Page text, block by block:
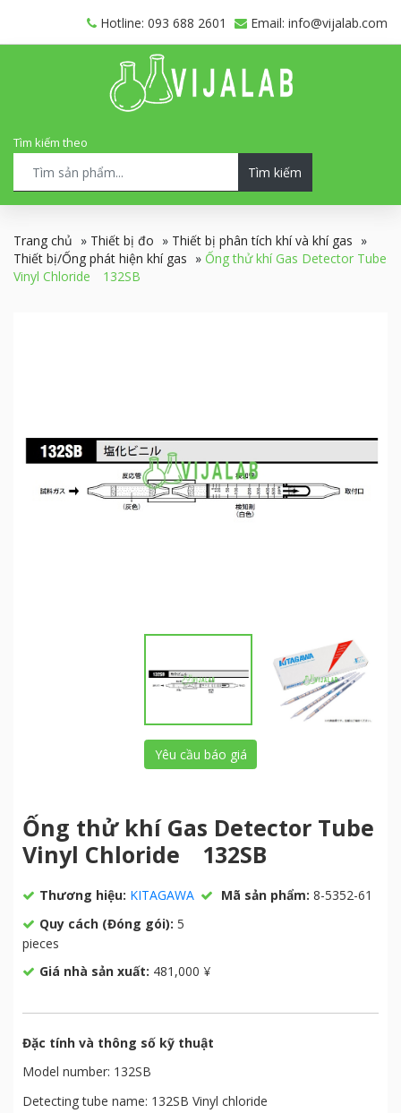
Hotline: 093 688 2601 Email: info@vijalab.com
Tìm kiếm theo
Tìm kiếm
Trang chủ » Thiết bị đo » Thiết bị phân tích khí và khí gas »
Thiết bị/Ống phát hiện khí gas » Ống thử khí Gas Detector Tube
Vinyl Chloride 132SB
Yêu cầu báo giá
Ống thử khí Gas Detector Tube
Vinyl Chloride 132SB
Thương hiệu: KITAGAWA Mã sản phẩm: 8-5352-61
Quy cách (Đóng gói): 5
pieces
Giá nhà sản xuất: 481,000 ¥
Đặc tính và thông số kỹ thuật
Model number: 132SB
Detecting tube name: 132SB Vinyl chloride